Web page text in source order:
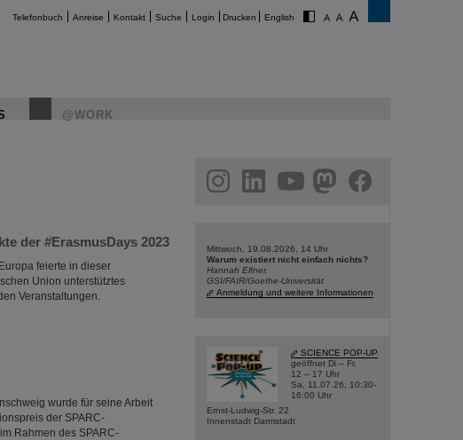
Telefonbuch Anreise Kontakt Suche Login Drucken English
@WORK
der #ErasmusDays 2023
feierte in dieser
Union unterstütztes
Veranstaltungen.
wurde für seine Arbeit
der SPARC-
Rahmen des SPARC-
facebook
Mittwoch, 19.08.2026, 14 Uhr
Warum existiert nicht einfach nichts?
Hannah Elfner,
GSI/FAIR/Goethe-Universität
Anmeldung und weitere Informationen
SCIENCE POP-UP
geöffnet Di – Fr,
12 – 17 Uhr
Sa, 11.07.26, 10:30-
16:00 Uhr
Ernst-Ludwig-Str. 22
Innenstadt Darmstadt